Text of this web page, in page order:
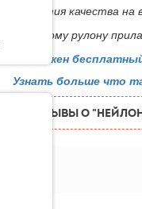
Гарантия качества
К каждому рулону
Возможен
Узнать больше что
ОТЗЫВЫ О